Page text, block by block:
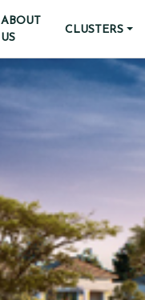
ABOUT
US
CLUSTERS